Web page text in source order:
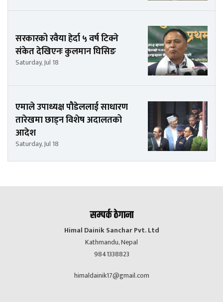
सरकारको रवैया हेर्दा ५ वर्ष टिक्ने
संकेत देखिएनः कुलमान घिसिङ
Saturday, Jul 18
एमाले उपाध्यक्ष पौडेललाई साधारण
तारेखमा छाड्न विशेष अदालतको
आदेश
Saturday, Jul 18
सम्पर्क ठेगाना
Himal Dainik Sanchar Pvt. Ltd
Kathmandu, Nepal
9841338823
himaldainik17@gmail.com